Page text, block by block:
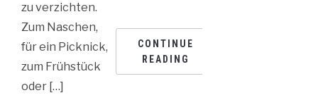
zu verzichten.
Zum Naschen,
für ein Picknick,
zum Frühstück
oder […]
CONTINUE
READING